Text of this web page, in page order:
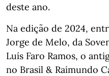
deste ano.
Na edição de 2024,
Jorge de Melo, da
Luís Faro Ramos, o
no Brasil & Raimundo